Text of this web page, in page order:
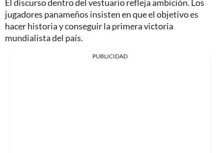
El discurso dentro del vestuario refleja ambición. Los
jugadores panameños insisten en que el objetivo es
hacer historia y conseguir la primera victoria
mundialista del país.
PUBLICIDAD